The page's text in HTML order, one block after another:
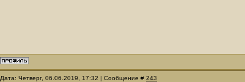
Дата: Четверг, 06.06.2019, 17:32 | Сообщение # 243